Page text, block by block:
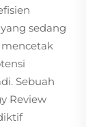
sedang
Sebuah
Review